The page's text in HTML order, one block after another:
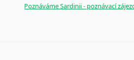
Poznáváme Sardinii - poznávací